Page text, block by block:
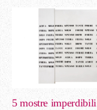
5 mostre